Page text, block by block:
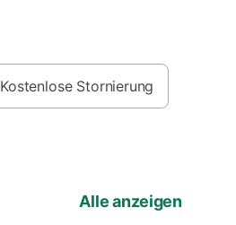
Kostenlose Stornierung
Alle anzeigen